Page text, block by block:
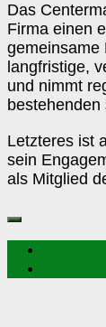
Das
Firma einen
gemeinsame
langfristige,
und nimmt
Letzteres ist
sein
als Mitglied